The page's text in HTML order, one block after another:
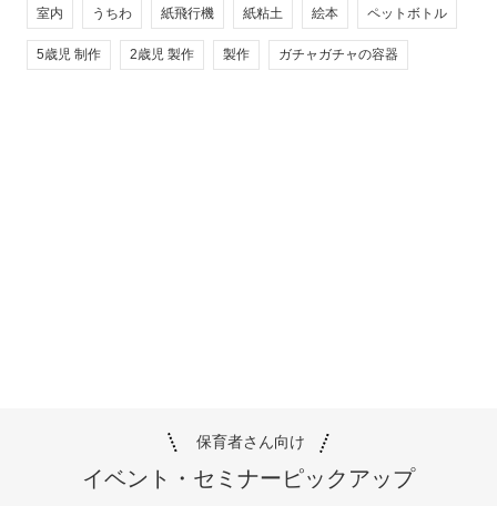
室内 うちわ 紙飛行機 紙粘土 絵本 ペットボトル
5歳児 制作 2歳児 製作 製作 ガチャガチャの容器
保育者さん向け
イベント・セミナーピックアップ